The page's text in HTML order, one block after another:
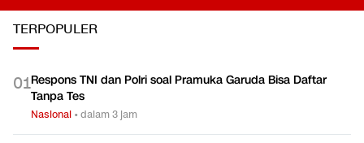
TERPOPULER
01Respons TNI dan Polri soal Pramuka Garuda Bisa Daftar
Tanpa Tes
Nasional •dalam 3 jam